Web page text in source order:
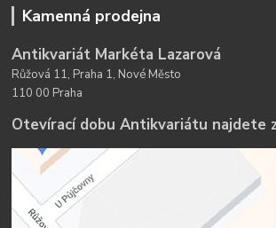
Kamenná prodejna
Antikvariát Markéta Lazarová
Růžová 11, Praha 1, Nové Město
110 00 Praha
Otevírací dobu Antikvariátu najdete